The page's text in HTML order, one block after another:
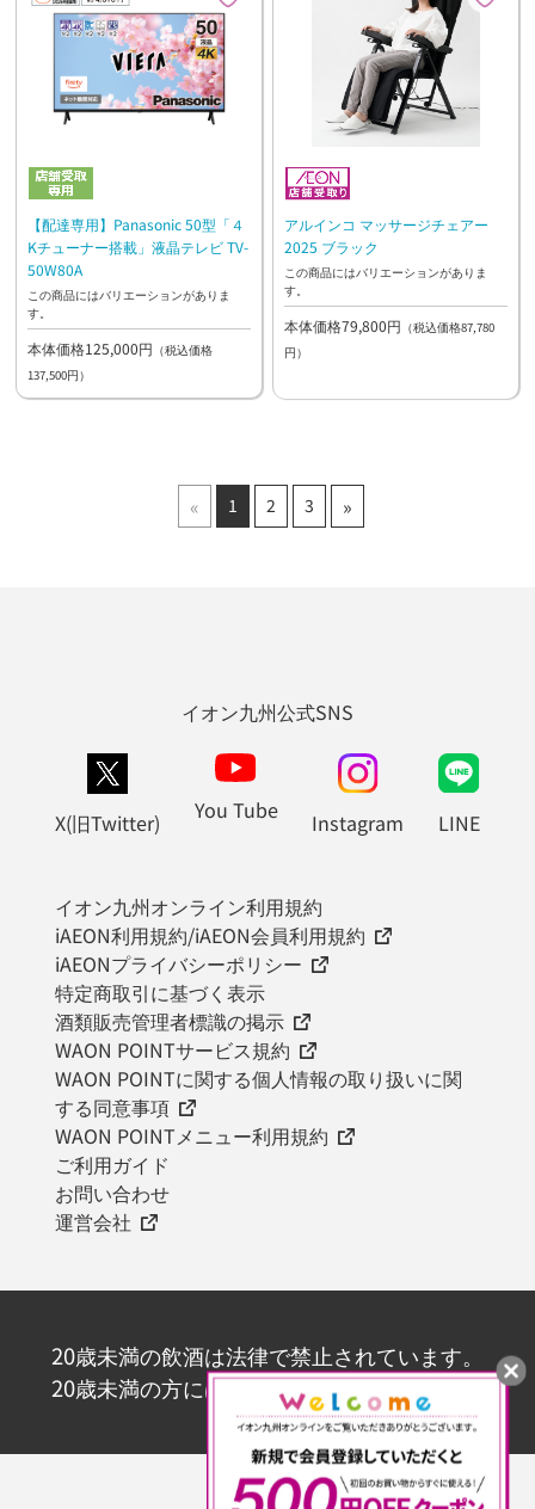
【配達専用】Panasonic 50型「４
Kチューナー搭載」液晶テレビ TV-
50W80A
この商品にはバリエーションがありま
す。
本体価格125,000円 （税込価格
137,500円）
アルインコ マッサージチェアー
2025 ブラック
この商品にはバリエーションがありま
す。
本体価格79,800円 （税込価格87,780
円）
« 1 2 3 »
イオン九州公式SNS
X(旧Twitter) You Tube Instagram LINE
イオン九州オンライン利用規約
iAEON利用規約/iAEON会員利用規約
iAEONプライバシーポリシー
特定商取引に基づく表示
酒類販売管理者標識の掲示
WAON POINTサービス規約
WAON POINTに関する個人情報の取り扱いに関
する同意事項
WAON POINTメニュー利用規約
ご利用ガイド
お問い合わせ
運営会社
20歳未満の飲酒は法律で禁止されています。
20歳未満の方にはお酒を販売いたしません。